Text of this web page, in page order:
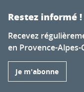
Restez informé !
Recevez
en Provence-
Je m'abonne